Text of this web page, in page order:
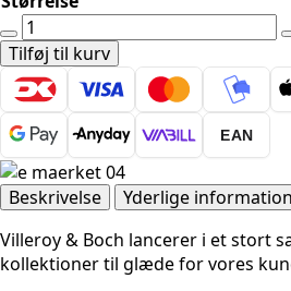
Villeroy
&
Boch
1836
-
Margaretha
Natural
Brun
antal
Tilføj til kurv
EAN
Beskrivelse
Yderlige information
Villeroy & Boch lancerer i et stort
kollektioner til glæde for vores